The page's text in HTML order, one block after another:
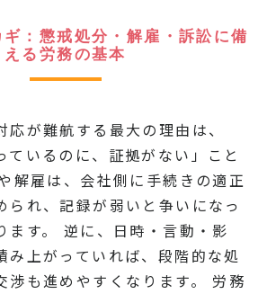
：懲戒処分・解雇・訴訟に備
える労務の基本
応が難航する最大の理由は、
ているのに、証拠がない」こと
解雇は、会社側に手続きの適正
られ、記録が弱いと争いになっ
ます。 逆に、日時・言動・影
み上がっていれば、段階的な処
渉も進めやすくなります。 労務